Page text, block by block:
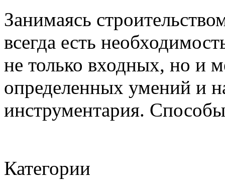
Занимаясь
всегда есть
не только входных, но и
определенных умений и
инструментария.
Категории